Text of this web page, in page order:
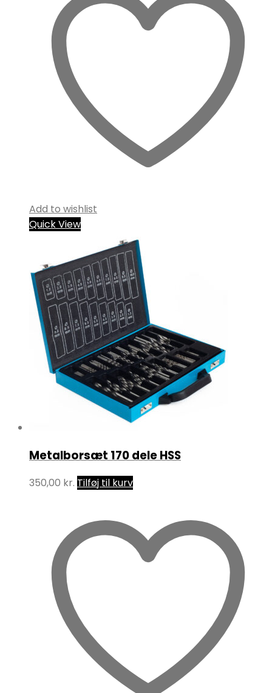
Add to wishlist
Quick View
Metalborsæt 170 dele HSS
350,00 kr. Tilføj til kurv